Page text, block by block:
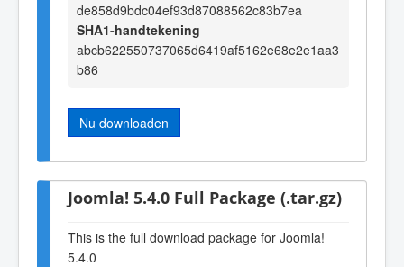
de858d9bdc04ef93d87088562c83b7ea
SHA1-handtekening
abcb622550737065d6419af5162e68e2e1aa3
b86
Nu downloaden
Joomla! 5.4.0 Full Package (.tar.gz)
This is the full download package for Joomla!
5.4.0